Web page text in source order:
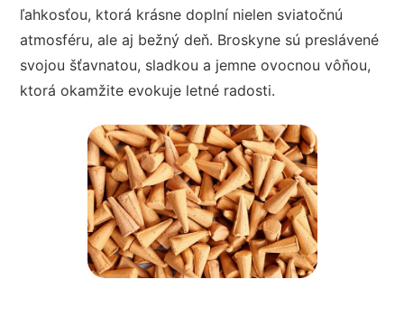
ľahkosťou, ktorá krásne doplní nielen sviatočnú
atmosféru, ale aj bežný deň. Broskyne sú preslávené
svojou šťavnatou, sladkou a jemne ovocnou vôňou,
ktorá okamžite evokuje letné radosti.